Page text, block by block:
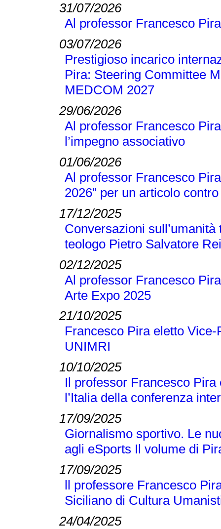
31/07/2026
Al professor Francesco
03/07/2026
Prestigioso incarico
Pira: Steering Committee
MEDCOM 2027
29/06/2026
Al professor Francesco
l’impegno associativo
01/06/2026
Al professor Francesco
2026” per un articolo
17/12/2025
Conversazioni
teologo Pietro Salvatore
02/12/2025
Al professor Francesco
Arte Expo 2025
21/10/2025
Francesco Pira eletto
UNIMRI
10/10/2025
Il professor Francesco
l’Italia della conferenza
17/09/2025
Giornalismo sportivo. Le
agli eSports Il volume di
17/09/2025
ll professore Francesco
Siciliano di Cultura
24/04/2025